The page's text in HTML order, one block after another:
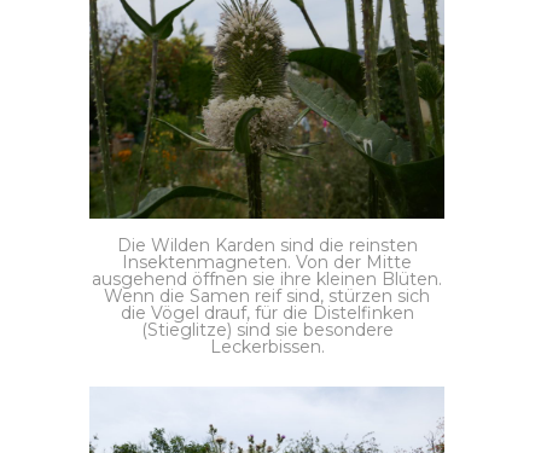
Die Wilden Karden sind die reinsten
Insektenmagneten. Von der Mitte
ausgehend öffnen sie ihre kleinen Blüten.
Wenn die Samen reif sind, stürzen sich
die Vögel drauf, für die Distelfinken
(Stieglitze) sind sie besondere
Leckerbissen.